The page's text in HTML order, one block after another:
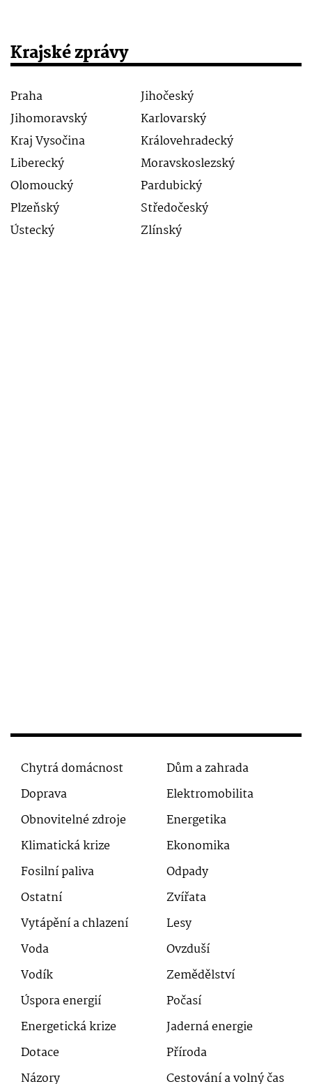
Krajské zprávy
Praha
Jihočeský
Jihomoravský
Karlovarský
Kraj Vysočina
Královehradecký
Liberecký
Moravskoslezský
Olomoucký
Pardubický
Plzeňský
Středočeský
Ústecký
Zlínský
Chytrá domácnost
Dům a zahrada
Doprava
Elektromobilita
Obnovitelné zdroje
Energetika
Klimatická krize
Ekonomika
Fosilní paliva
Odpady
Ostatní
Zvířata
Vytápění a chlazení
Lesy
Voda
Ovzduší
Vodík
Zemědělství
Úspora energií
Počasí
Energetická krize
Jaderná energie
Dotace
Příroda
Názory
Cestování a volný čas